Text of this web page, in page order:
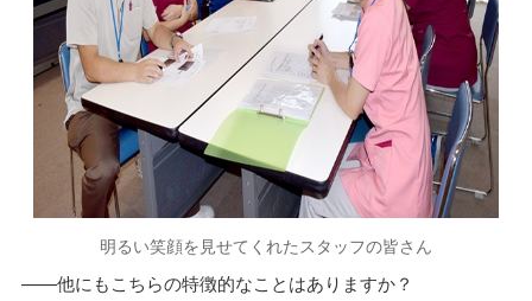
明るい笑顔を見せてくれたスタッフの皆さん
——他にもこちらの特徴的なことはありますか？